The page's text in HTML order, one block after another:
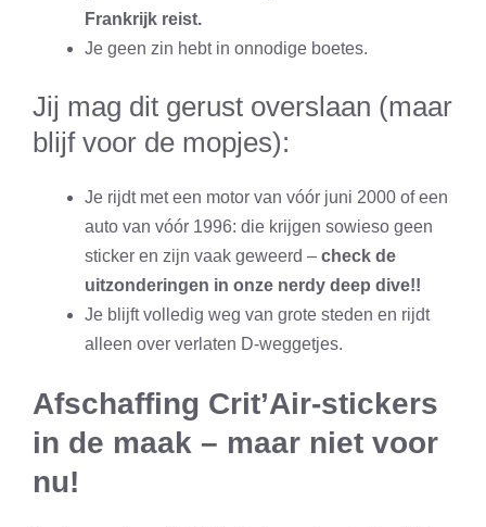
Frankrijk reist.
Je geen zin hebt in onnodige boetes.
Jij mag dit gerust overslaan (maar
blijf voor de mopjes):
Je rijdt met een motor van vóór juni 2000 of een
auto van vóór 1996: die krijgen sowieso geen
sticker en zijn vaak geweerd – check de
uitzonderingen in onze nerdy deep dive!!
Je blijft volledig weg van grote steden en rijdt
alleen over verlaten D-weggetjes.
Afschaffing Crit’Air-stickers
in de maak – maar niet voor
nu!